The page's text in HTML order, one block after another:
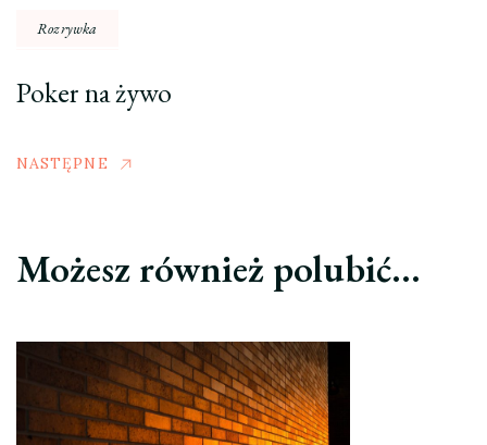
Rozrywka
Poker na żywo
NASTĘPNE
Możesz również polubić…